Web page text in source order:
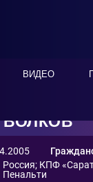
ВИДЕО
ВОЛКОВ
Россия; КПФ
Пенальти